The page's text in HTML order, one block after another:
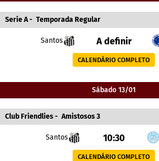
Serie A- Temporada Regular
Santos A definir
CALENDÁRIO COMPLETO
Sábado 13/01
Club Friendlies- Amistosos 3
Santos 10:30
CALENDÁRIO COMPLETO